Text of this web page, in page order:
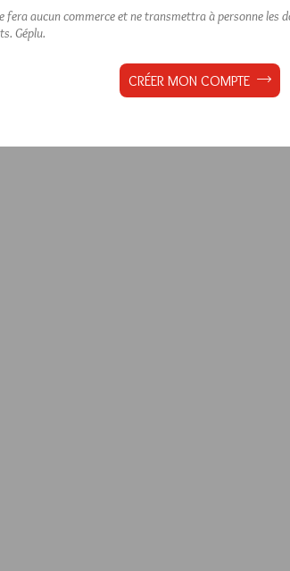
?Connectez-vous
fera aucun commerce et ne transmettra à personne les
Géplu.
CRÉER MON COMPTE